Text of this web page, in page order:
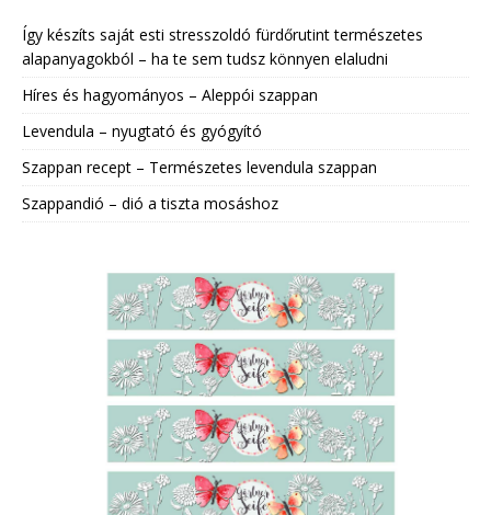
Így készíts saját esti stresszoldó fürdőrutint természetes
alapanyagokból – ha te sem tudsz könnyen elaludni
Híres és hagyományos – Aleppói szappan
Levendula – nyugtató és gyógyító
Szappan recept – Természetes levendula szappan
Szappandió – dió a tiszta mosáshoz